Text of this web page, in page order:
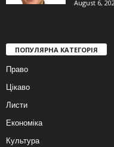
August 6,
ПОПУЛЯРНА КАТЕГОРІЯ
Право
Цікаво
Листи
Економіка
Культура